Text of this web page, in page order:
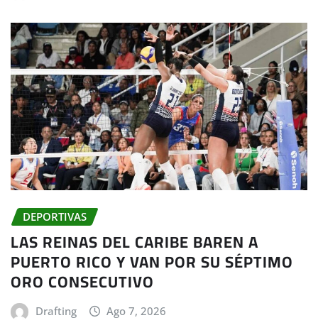
DEPORTIVAS
LAS REINAS DEL CARIBE BAREN A
PUERTO RICO Y VAN POR SU SÉPTIMO
ORO CONSECUTIVO
Drafting Ago 7, 2026